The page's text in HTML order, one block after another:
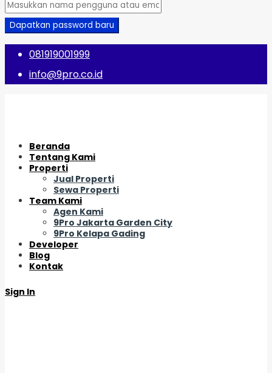
Dapatkan password baru
081919001999
info@9pro.co.id
Beranda
Tentang Kami
Properti
Jual Properti
Sewa Properti
Team Kami
Agen Kami
9Pro Jakarta Garden City
9Pro Kelapa Gading
Developer
Blog
Kontak
Sign In